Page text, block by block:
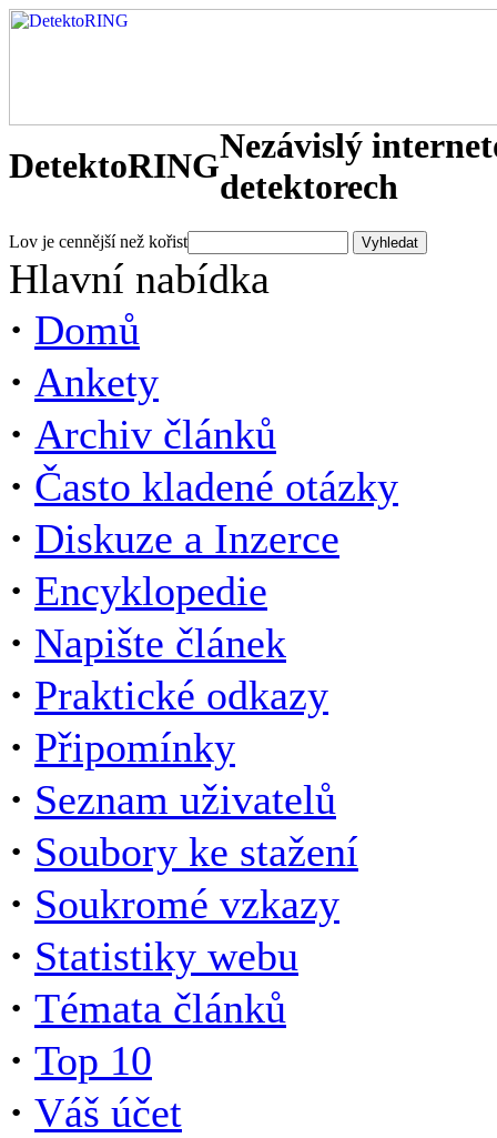
DetektoRINGNezávislý
detektorech
Lov je cennější než kořist
Hlavní nabídka
· Domů
· Ankety
· Archiv článků
· Často kladené otázky
· Diskuze a Inzerce
· Encyklopedie
· Napište článek
· Praktické odkazy
· Připomínky
· Seznam uživatelů
· Soubory ke stažení
· Soukromé vzkazy
· Statistiky webu
· Témata článků
· Top 10
· Váš účet